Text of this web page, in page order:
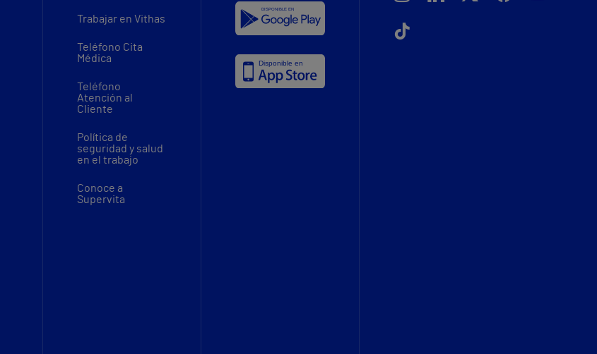
Trabajar en Vithas
Teléfono Cita
Médica
Teléfono
Atención al
Cliente
Política de
seguridad y salud
en el trabajo
Conoce a
Supervita